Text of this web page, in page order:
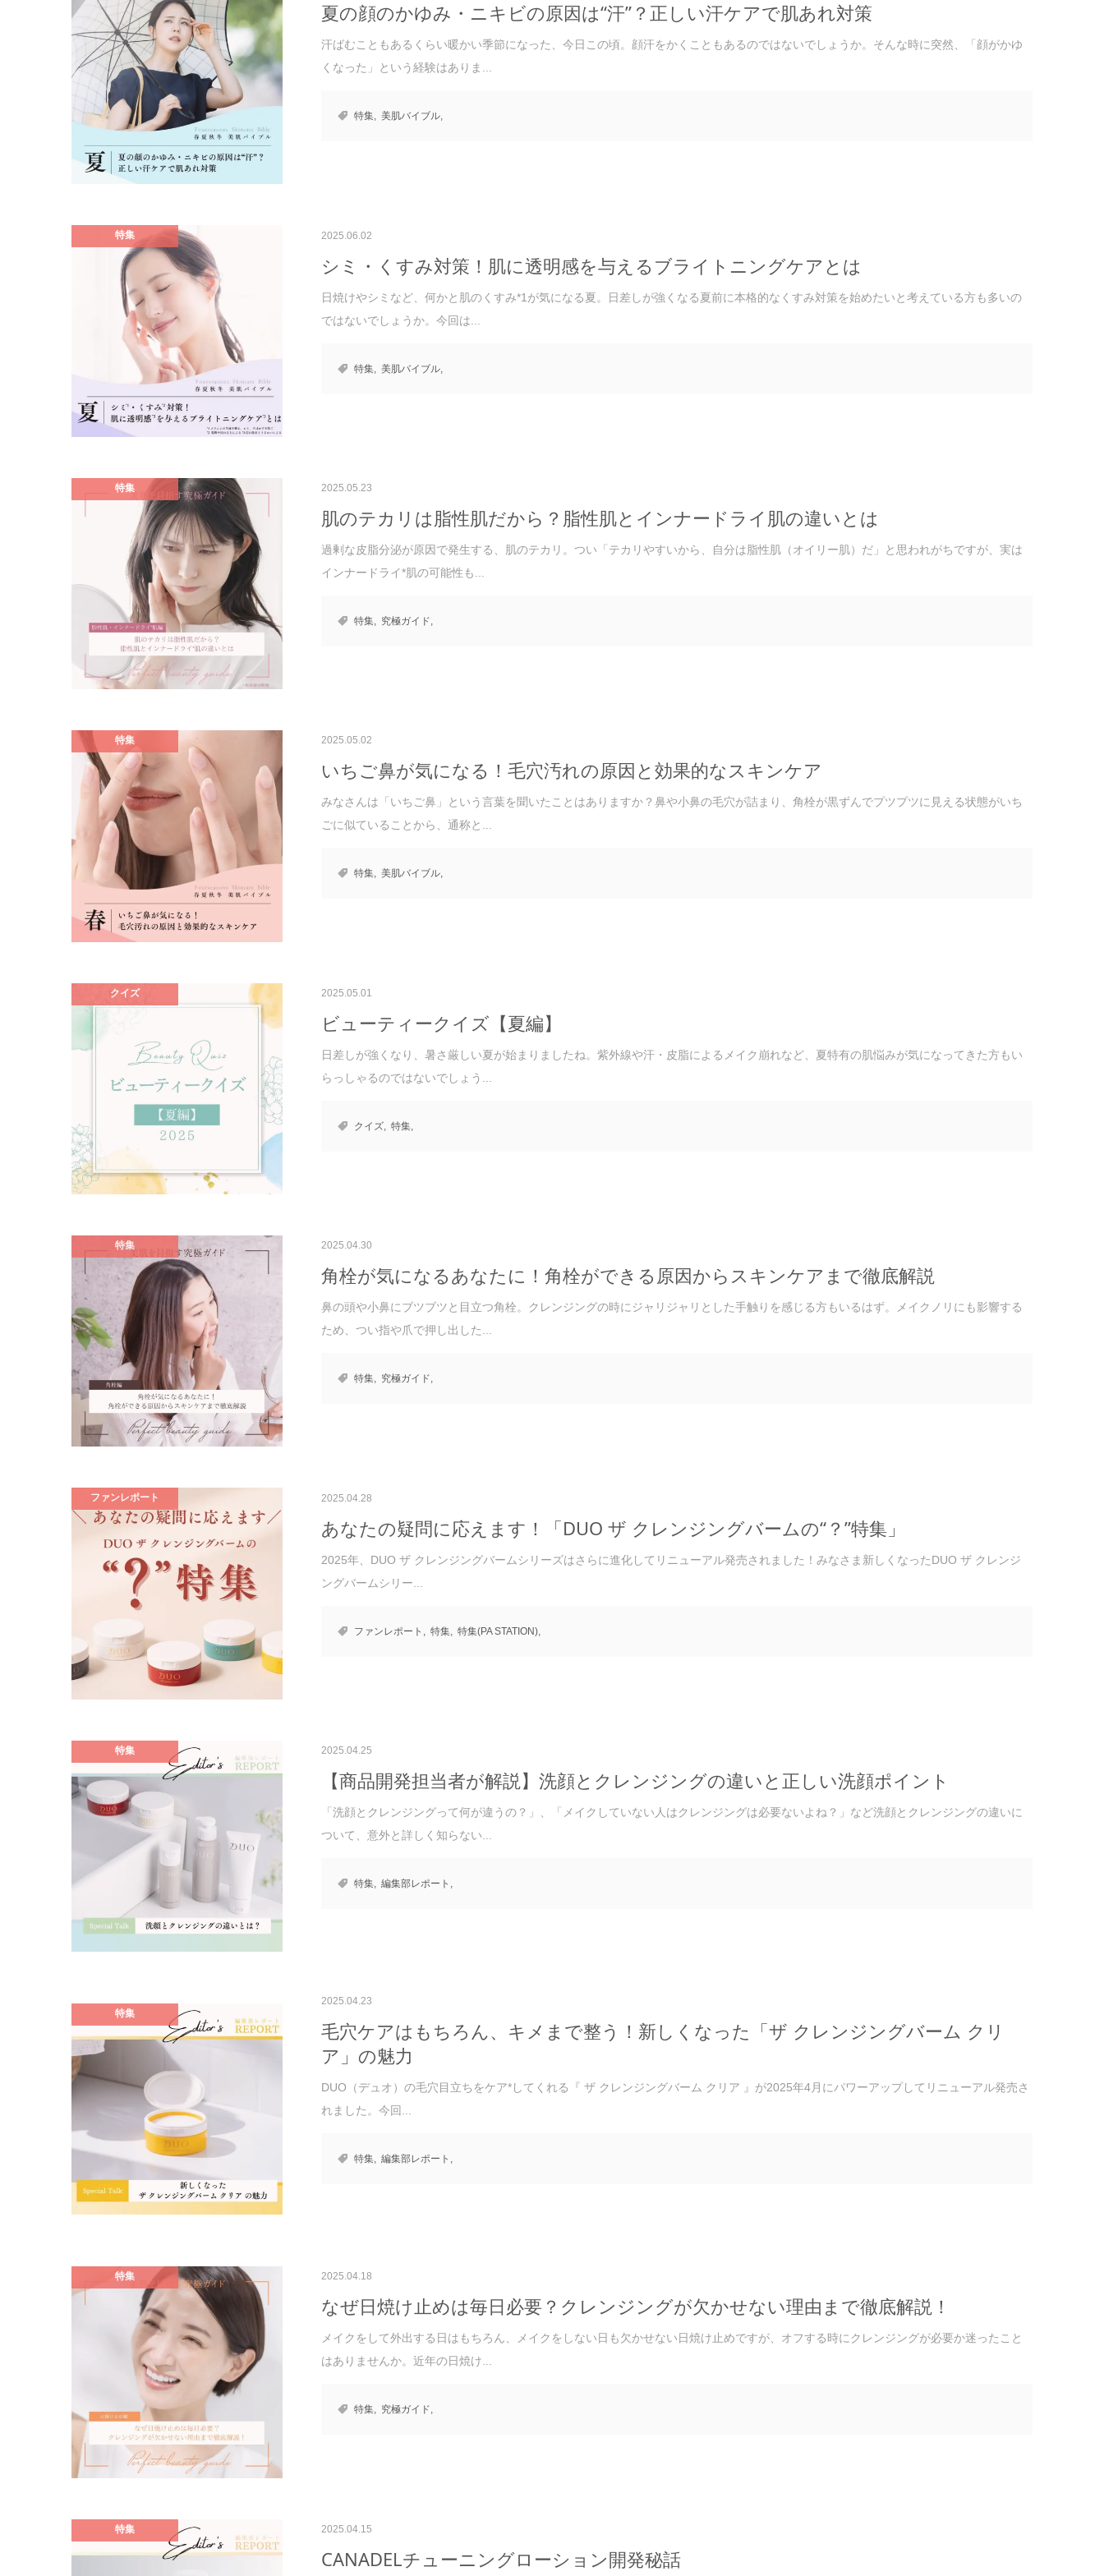
夏の顔のかゆみ・ニキビの原因は“汗”？正しい汗ケアで肌あれ対策
汗ばむこともあるくらい暖かい季節になった、今日この頃。顔汗をかくこともあるのではないでしょうか。そんな時に突然、「顔がかゆ
くなった」という経験はありま...
特集,美肌バイブル,
特集 2025.06.02
シミ・くすみ対策！肌に透明感を与えるブライトニングケアとは
日焼けやシミなど、何かと肌のくすみ*1が気になる夏。日差しが強くなる夏前に本格的なくすみ対策を始めたいと考えている方も多いの
ではないでしょうか。今回は...
特集 ,美肌バイブル
特集 2025.05.23
肌のテカリは脂性肌だから？脂性肌とインナードライ肌の違いとは
過剰な皮脂分泌が原因で発生する、肌のテカリ。つい「テカリやすいから、自分は脂性肌（オイリー肌）だ」と思われがちですが、実は
インナードライ*肌の可能性も...
特集, 究極ガイド,
特集 2025.05.02
いちご鼻が気になる！毛穴汚れの原因と効果的なスキンケア
みなさんは「いちご鼻」という言葉を聞いたことはありますか？鼻や小鼻の毛穴が詰まり、角栓が黒ずんでプツプツに見える状態がいち
ごに似ていることから、通称と...
特集,美肌バイブル,
クイズ 2025.05.01
ビューティークイズ【夏編】
日差しが強くなり、暑さ厳しい夏が始まりましたね。紫外線や汗・皮脂によるメイク崩れなど、夏特有の肌悩みが気になってきた方もい
らっしゃるのではないでしょう...
クイズ ,特集
特集 2025.04.30
角栓が気になるあなたに！角栓ができる原因からスキンケアまで徹底解説
鼻の頭や小鼻にブツブツと目立つ角栓。クレンジングの時にジャリジャリとした手触りを感じる方もいるはず。メイクノリにも影響する
ため、つい指や爪で押し出した...
特集, 究極ガイド,
ファンレポート 2025.04.28
あなたの疑問に応えます！「DUO ザ クレンジングバームの“？”特集」
2025年、DUO ザ クレンジングバームシリーズはさらに進化してリニューアル発売されました！みなさま新しくなったDUO ザ クレンジ
ングバームシリー...
ファンレポート ,特集 ,特集(PA STATION)
特集 2025.04.25
【商品開発担当者が解説】洗顔とクレンジングの違いと正しい洗顔ポイント
「洗顔とクレンジングって何が違うの？」、「メイクしていない人はクレンジングは必要ないよね？」など洗顔とクレンジングの違いに
ついて、意外と詳しく知らない...
特集,編集部レポート ,
特集
2025.04.23
毛穴ケアはもちろん、キメまで整う！新しくなった「ザ クレンジングバーム クリ
ア」の魅力
DUO（デュオ）の毛穴目立ちをケア*してくれる『 ザ クレンジングバーム クリア 』が2025年4月にパワーアップしてリニューアル発売さ
れました。今回...
特集,編集部レポート ,
特集 2025.04.18
なぜ日焼け止めは毎日必要？クレンジングが欠かせない理由まで徹底解説！
メイクをして外出する日はもちろん、メイクをしない日も欠かせない日焼け止めですが、オフする時にクレンジングが必要か迷ったこと
はありませんか。近年の日焼け...
特集, 究極ガイド,
特集 2025.04.15
CANADELチューニングローション開発秘話